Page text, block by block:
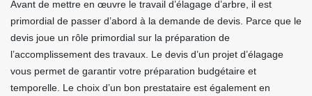
Avant de mettre en œuvre le travail d’élagage d’arbre, il est
primordial de passer d’abord à la demande de devis. Parce que le
devis joue un rôle primordial sur la préparation de
l’accomplissement des travaux. Le devis d’un projet d’élagage
vous permet de garantir votre préparation budgétaire et
temporelle. Le choix d’un bon prestataire est également en